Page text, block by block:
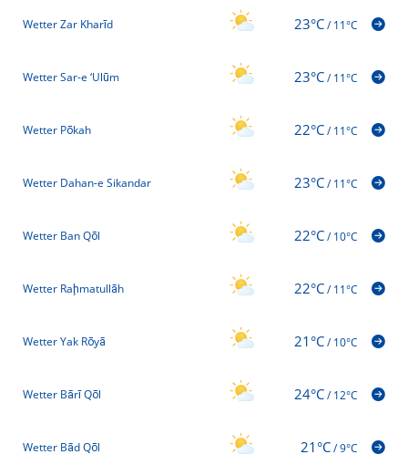
Wetter Zar Kharīd 23°C/11°C
Wetter Sar-e ‘Ulūm 23°C/11°C
Wetter Pōkah 22°C/11°C
Wetter Dahan-e Sikandar 23°C/11°C
Wetter Ban Qōl 22°C/10°C
Wetter Raḩmatullāh 22°C/11°C
Wetter Yak Rōyā 21°C/10°C
Wetter Bārī Qōl 24°C/12°C
Wetter Bād Qōl 21°C/9°C